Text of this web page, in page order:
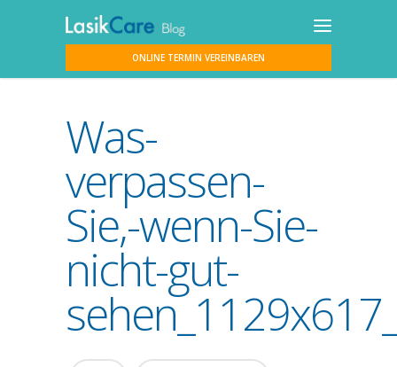
ONLINE TERMIN VEREINBAREN
Was-
verpassen-
Sie,-wenn-Sie-
nicht-gut-